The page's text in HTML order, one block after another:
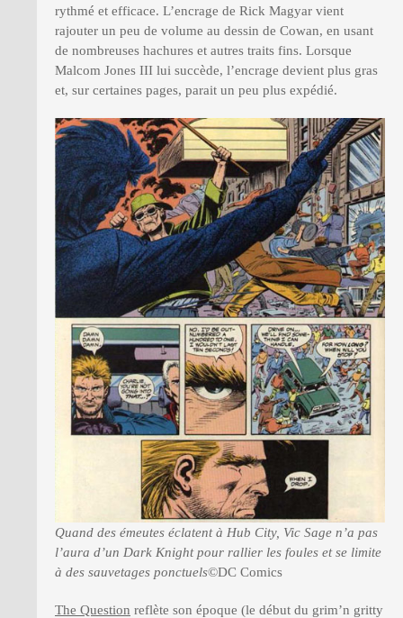
rythmé et efficace. L’encrage de Rick Magyar vient
rajouter un peu de volume au dessin de Cowan, en usant
de nombreuses hachures et autres traits fins. Lorsque
Malcom Jones III lui succède, l’encrage devient plus gras
et, sur certaines pages, parait un peu plus expédié.
Quand des émeutes éclatent à Hub City, Vic Sage n’a pas
l’aura d’un Dark Knight pour rallier les foules et se limite
à des sauvetages ponctuels©DC Comics
The Question reflète son époque (le début du grim’n gritty